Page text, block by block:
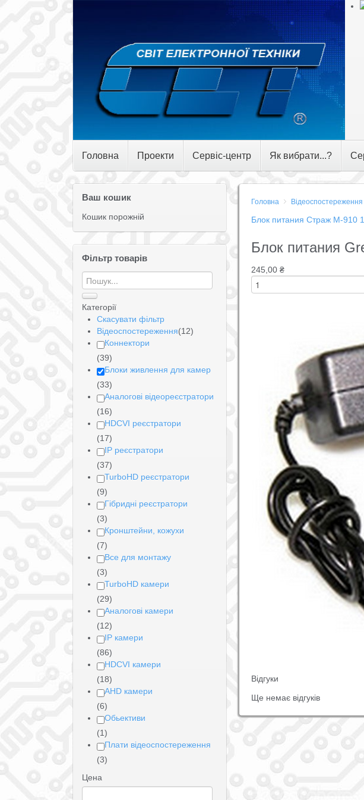
Головна Проекти Сервіс-центр Як вибрати...?
Головна Відеоспостереження
Блок питания Страж M-910
Блок питания
245,00 ₴
Відгуки
Ще немає відгуків
Ваш кошик
Кошик порожній
Фільтр товарів
Категорії
Скасувати фільтр
Відеоспостереження(12)
Коннектори
(39)
Блоки живлення для камер
(33)
Аналогові відеореєстратори
(16)
HDCVI реєстратори
(17)
IP реєстратори
(37)
TurboHD реєстратори
(9)
Гібридні реєстратори
(3)
Кронштейни, кожухи
(7)
Все для монтажу
(3)
TurboHD камери
(29)
Аналогові камери
(12)
IP камери
(86)
HDCVI камери
(18)
AHD камери
(6)
Обьективи
(1)
Плати відеоспостереження
(3)
Цена